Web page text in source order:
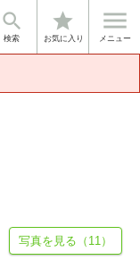

検索
star
お気に入り

メニュー
団体情報
写真を見る（11）